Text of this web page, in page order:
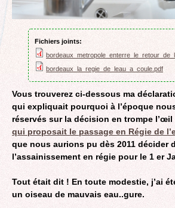
Fichiers joints:
bordeaux_la_regie_de_leau_a_coule.pdf
Vous trouverez ci-dessous ma
qui expliquait pourquoi à l’époque
réservés sur la décision en trompe l’œil
qui proposait le passage en Régie de
que nous aurions pu dès 2011 décider
l’assainissement en régie pour le 1 er
Tout était dit ! En toute modestie, j’ai
un oiseau de mauvais eau..gure.